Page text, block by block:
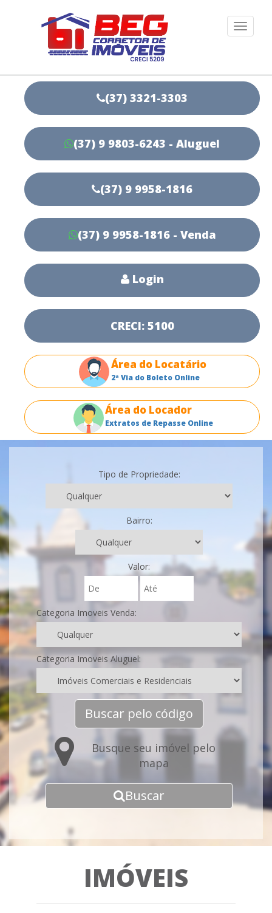
(37) 3321-3303
(37) 9 9803-6243 - Aluguel
(37) 9 9958-1816
(37) 9 9958-1816 - Venda
Login
CRECI: 5100
Área do Locatário
2ª Via do Boleto Online
Área do Locador
Extratos de Repasse Online
Tipo de Propriedade:
Bairro:
Valor:
Categoria Imoveis Venda:
Categoria Imoveis Aluguel:
Buscar pelo código
Busque seu imóvel pelo
mapa
Buscar
IMÓVEIS